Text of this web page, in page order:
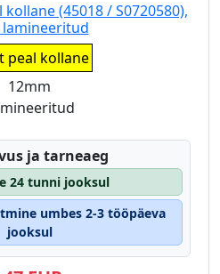
(45018 / S0720580),
lamineeritud
peal kollane
12mm
ja tarneaeg
24 tunni jooksul
umbes 2-3 tööpäeva
jooksul